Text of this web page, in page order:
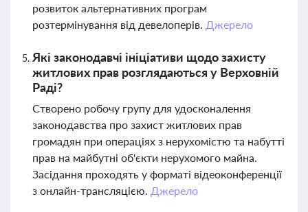
розвиток альтернативних програм
розтермінування від девелоперів. Джерело
Які законодавчі ініціативи щодо захисту
житлових прав розглядаються у Верховній
Раді?
Створено робочу групу для удосконалення
законодавства про захист житлових прав
громадян при операціях з нерухомістю та набутті
прав на майбутні об'єкти нерухомого майна.
Засідання проходять у форматі відеоконференції
з онлайн-трансляцією. Джерело